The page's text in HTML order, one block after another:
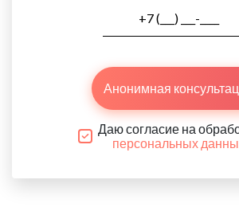
Анонимная
Даю согласие на
персональных